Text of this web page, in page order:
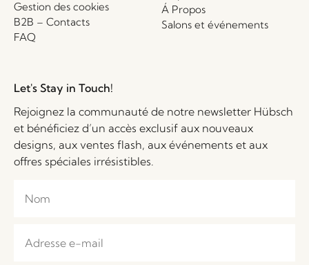
Gestion des cookies
B2B – Contacts
FAQ
Á Propos
Salons et événements
Let's Stay in Touch!
Rejoignez la communauté de notre newsletter Hübsch
et bénéficiez d’un accès exclusif aux nouveaux
designs, aux ventes flash, aux événements et aux
offres spéciales irrésistibles.